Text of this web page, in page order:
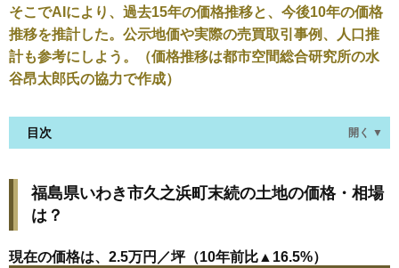
そこでAIにより、過去15年の価格推移と、今後10年の価格
推移を推計した。公示地価や実際の売買取引事例、人口推
計も参考にしよう。（価格推移は都市空間総合研究所の水
谷昂太郎氏の協力で作成）
目次 開く ▼
は？
価格を詳細に分析しよう
福島県いわき市久之浜町末続の土地の価格・相場
は？
現在の価格は、2.5万円／坪（10年前比▲16.5%）